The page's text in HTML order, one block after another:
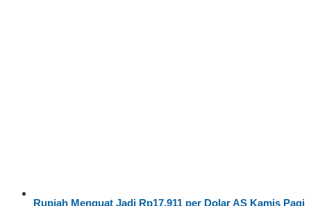
Rupiah Menguat Jadi Rp17.911 per Dolar AS Kamis Pagi